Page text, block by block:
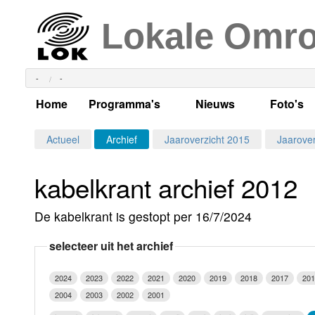
Lokale
- -
Home Programma's
Alle dagen
Per dag
Maandag
Luister LOK Live
Nieuws
Actueel Lokaal
Kabelkrant
Foto's
Actueel Archief Jaaroverzicht 2015
kabelkrant archief 2012
De kabelkrant is gestopt per 16/7/2024
selecteer uit het archief
2024 2023 2022 2021 2020 2019 2018 2017
2004
2003 2002
2001